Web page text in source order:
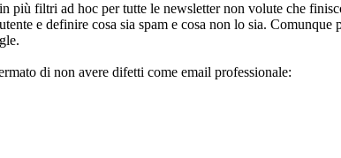
più filtri ad hoc per tutte le newsletter non volute che
e definire cosa sia spam e cosa non lo sia.
di non avere difetti come email professionale: